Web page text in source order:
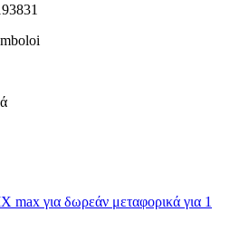
max για δωρεάν μεταφορικά για 1